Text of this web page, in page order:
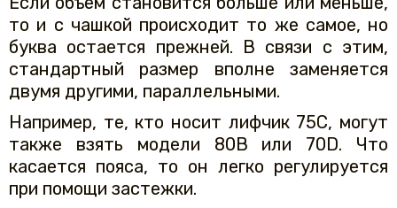
то и с чашкой происходит то же самое, но
буква остается прежней. В связи с этим,
стандартный размер вполне заменяется
двумя другими, параллельными.
Например, те, кто носит лифчик 75С, могут
также взять модели 80В или 70D. Что
касается пояса, то он легко регулируется
при помощи застежки.